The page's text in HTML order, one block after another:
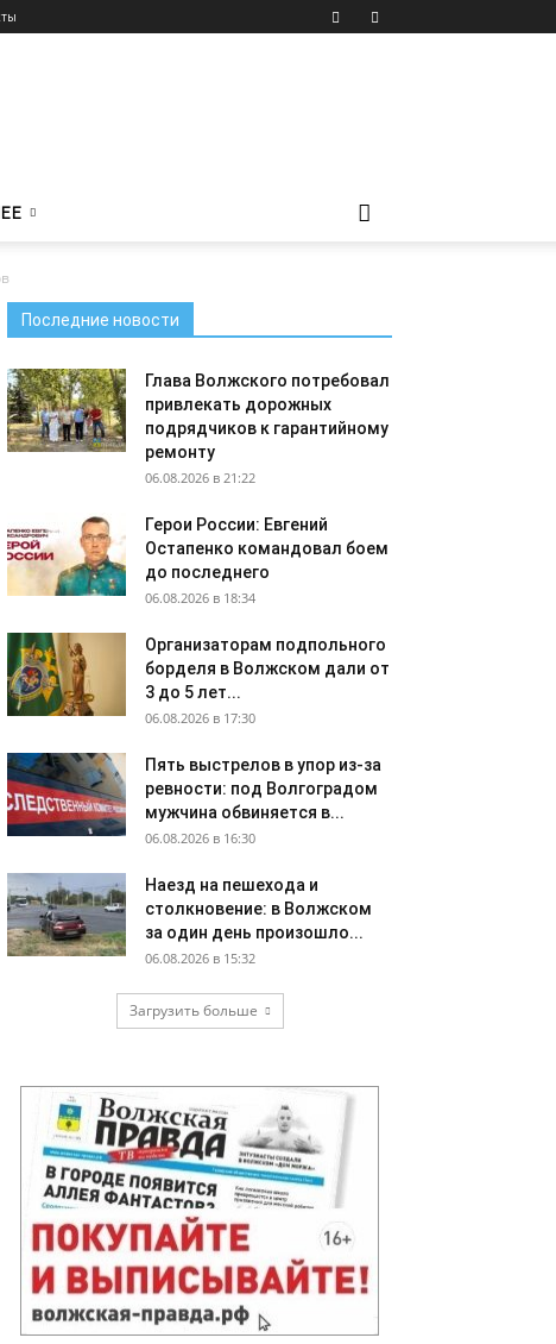
Последние новости
Глава Волжского потребовал
привлекать дорожных
подрядчиков к гарантийному
ремонту
06.08.2026 в 21:22
Герои России: Евгений
Остапенко командовал боем
до последнего
06.08.2026 в 18:34
Организаторам подпольного
борделя в Волжском дали от
3 до 5 лет...
06.08.2026 в 17:30
Пять выстрелов в упор из-за
ревности: под Волгоградом
мужчина обвиняется в...
06.08.2026 в 16:30
Наезд на пешехода и
столкновение: в Волжском
за один день произошло...
06.08.2026 в 15:32
Загрузить больше